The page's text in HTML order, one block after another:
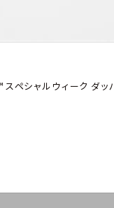
ペシャルウィーク ダッ